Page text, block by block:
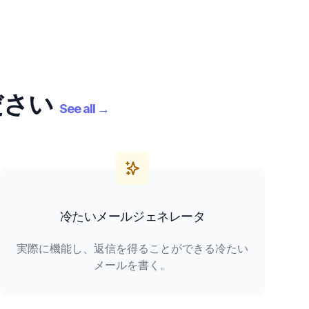
い See all →
冷たいメールジェネレータ
実際に機能し、返信を得ることができる冷たい
メールを書く。